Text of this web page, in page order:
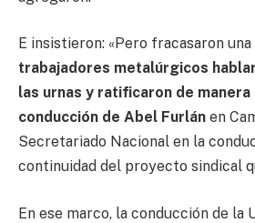
E insistieron: «Pero fracasaron
trabajadores metalúrgicos
las urnas y ratificaron de
conducción de Abel Furlán en
Secretariado Nacional en la
continuidad del proyecto sindical
En ese marco, la conducción de la